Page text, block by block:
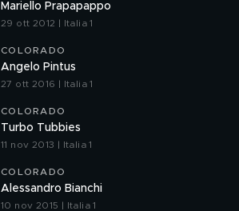
Mariello Prapapappo
29 ott 2012 | Italia 1
COLORADO
Angelo Pintus
27 ott 2016 | Italia 1
COLORADO
Turbo Tubbies
11 nov 2013 | Italia 1
COLORADO
Alessandro Bianchi
10 nov 2015 | Italia 1